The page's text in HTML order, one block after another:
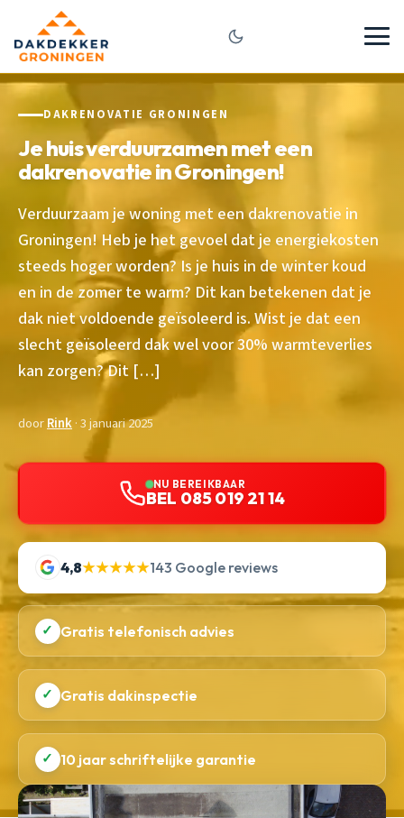
DAKRENOVATIE GRONINGEN
Je huis verduurzamen met een
dakrenovatie in Groningen!
Verduurzaam je woning met een dakrenovatie in
Groningen! Heb je het gevoel dat je energiekosten
steeds hoger worden? Is je huis in de winter koud
en in de zomer te warm? Dit kan betekenen dat je
dak niet voldoende geïsoleerd is. Wist je dat een
slecht geïsoleerd dak wel voor 30% warmteverlies
kan zorgen? Dit […]
doorRink· 3 januari 2025
NU BEREIKBAAR
BEL 085 019 21 14
4,8★★★★★143 Google reviews
✓ Gratis telefonisch advies
✓ Gratis dakinspectie
✓ 10 jaar schriftelijke garantie